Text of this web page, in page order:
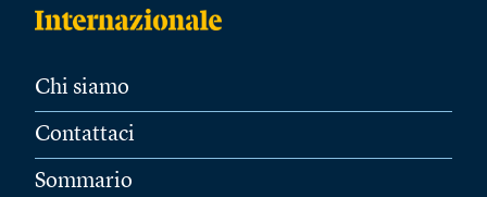
Chi siamo
Contattaci
Sommario